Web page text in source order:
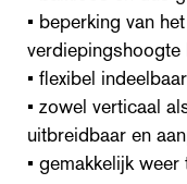
• beperking van
• flexibel
• zowel verticaal
uitbreidbaar en
• gemakkelijk